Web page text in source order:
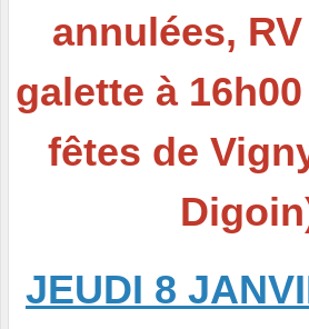
annulées,
galette à
fêtes de
JEUDI 8